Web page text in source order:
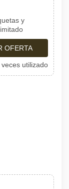
y
OFERTA
veces utilizado